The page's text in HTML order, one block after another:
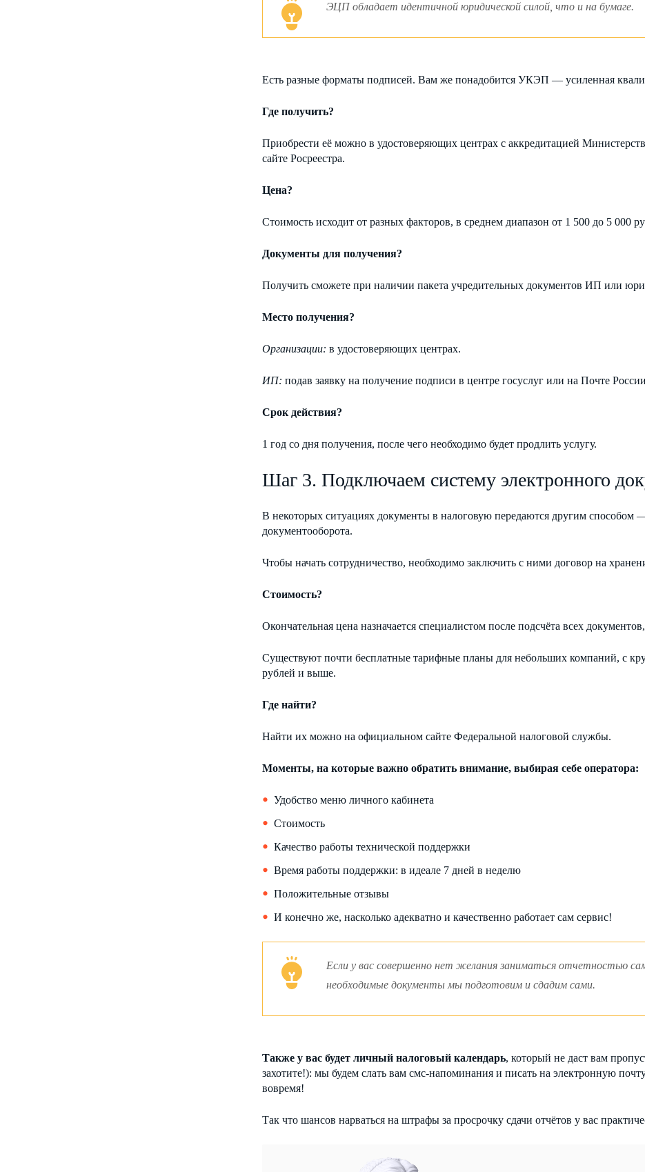
ЭЦП обладает идентичной юридической силой, что и на бумаге.
Есть разные форматы подписей. Вам же понадобится УКЭП — усиленная
Где получить?
Приобрести её можно в удостоверяющих центрах с аккредитацией
сайте Росреестра.
Цена?
Стоимость исходит от разных факторов, в среднем диапазон от 1 500 до 5 000
Документы для получения?
Получить сможете при наличии пакета учредительных документов ИП или
Место получения?
Организации: в удостоверяющих центрах.
ИП: подав заявку на получение подписи в центре госуслуг или на Почте
Срок действия?
1 год со дня получения, после чего необходимо будет продлить услугу.
Шаг 3. Подключаем систему электронного
В некоторых ситуациях документы в налоговую передаются другим способом
документооборота.
Чтобы начать сотрудничество, необходимо заключить с ними договор на
Стоимость?
Окончательная цена назначается специалистом после подсчёта всех
Существуют почти бесплатные тарифные планы для небольших компаний, с
рублей и выше.
Где найти?
Найти их можно на официальном сайте Федеральной налоговой службы.
Моменты, на которые важно обратить внимание, выбирая себе оператора:
Удобство меню личного кабинета
Стоимость
Качество работы технической поддержки
Время работы поддержки: в идеале 7 дней в неделю
Положительные отзывы
И конечно же, насколько адекватно и качественно работает сам сервис!
Если у вас совершенно нет желания заниматься отчетностью
необходимые документы мы подготовим и сдадим сами.
Также у вас будет личный налоговый календарь, который не даст вам
захотите!): мы будем слать вам смс-напоминания и писать на электронную
вовремя!
Так что шансов нарваться на штрафы за просрочку сдачи отчётов у вас